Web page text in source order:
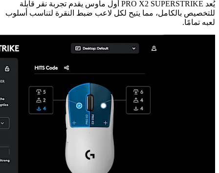
يُعد PRO X2 SUPERSTRIKE أول ماوس يقدم تجربة نقر قابلة
للتخصيص بالكامل، مما يتيح لكل لاعب ضبط النقرة لتناسب أسلوب
لعبه تمامًا.